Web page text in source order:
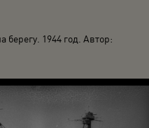
берегу. 1944 год. Автор: